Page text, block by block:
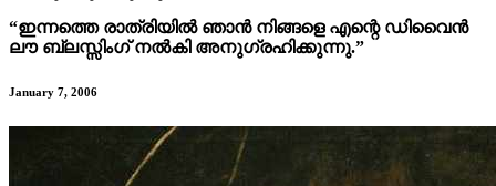
“ഇന്നത്തെ രാത്രിയിൽ ഞാൻ നിങ്ങളെ എന്റെ ഡിവൈൻ
ലൗ ബ്ലസ്സിംഗ് നൽകി അനുഗ്രഹിക്കുന്നു.”
January 7, 2006